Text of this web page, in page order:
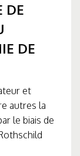
DE
DE
et
autres la
le biais de